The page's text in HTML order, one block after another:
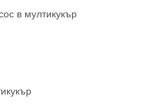
в мултикукър